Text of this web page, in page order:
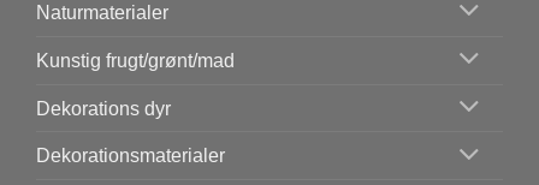
Naturmaterialer
Kunstig frugt/grønt/mad
Dekorations dyr
Dekorationsmaterialer